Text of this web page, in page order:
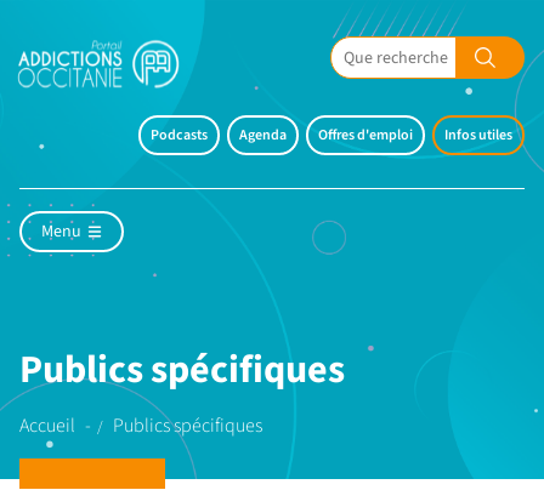
Podcasts Agenda Offres d'emploi Infos utiles
Menu
Publics spécifiques
Accueil Publics spécifiques